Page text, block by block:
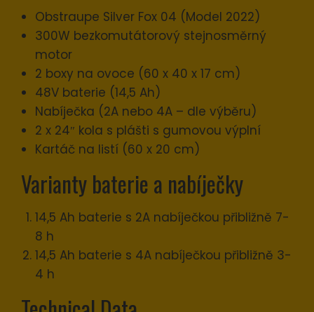
Obstraupe Silver Fox 04 (Model 2022)
300W bezkomutátorový stejnosměrný
motor
2 boxy na ovoce (60 x 40 x 17 cm)
48V baterie (14,5 Ah)
Nabíječka (2A nebo 4A – dle výběru)
2 x 24″ kola s plášti s gumovou výplní
Kartáč na listí (60 x 20 cm)
Varianty baterie a nabíječky
14,5 Ah baterie s 2A nabíječkou přibližně 7-
8 h
14,5 Ah baterie s 4A nabíječkou přibližně 3-
4 h